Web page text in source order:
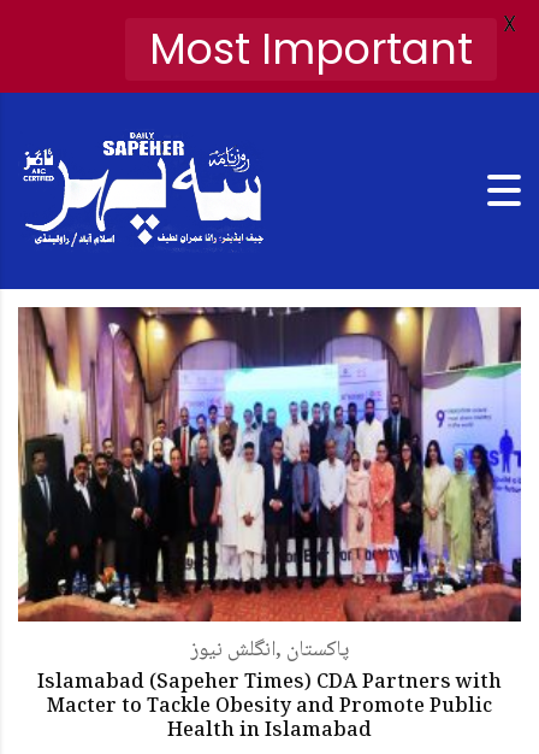
انگلش نیوز, پاکستان
Islamabad (Sapeher Times) CDA Partners with
Macter to Tackle Obesity and Promote Public
Health in Islamabad
Most Important X